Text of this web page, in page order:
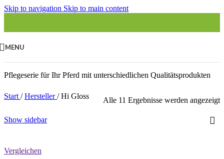
Skip to navigation Skip to main content
MENU
Pflegeserie für Ihr Pferd mit unterschiedlichen Qualitätsprodukten
Start / Hersteller/ Hi Gloss Alle 11 Ergebnisse werden angezeigt
Show sidebar
Vergleichen